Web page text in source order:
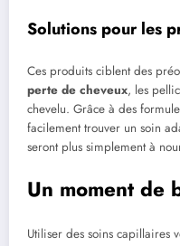
Solutions pour les
Ces produits ciblent des
perte de cheveux, les
chevelu. Grâce à des
facilement trouver un soin
seront plus simplement à
Un moment de
Utiliser des soins capillaires